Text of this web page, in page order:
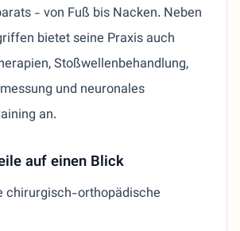
- von Fuß bis Nacken. Neben
bietet seine Praxis auch
Stoßwellenbehandlung,
und neuronales
an.
auf einen Blick
chirurgisch-orthopädische